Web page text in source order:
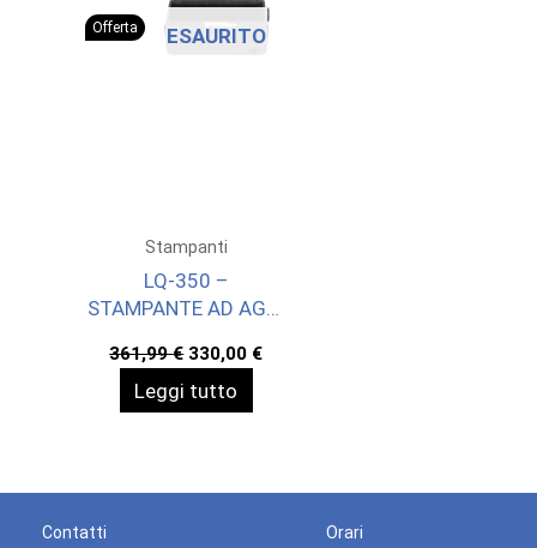
Offerta ESAURITO
Stampanti
LQ-350 –
STAMPANTE AD AGHI
COLONNE
361,99€ Il
prezzo
originale
era:
330,00 €Il
Leggi tutto
Contatti
Orari